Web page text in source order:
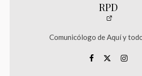
RPD
Comunicólogo de Aquí y